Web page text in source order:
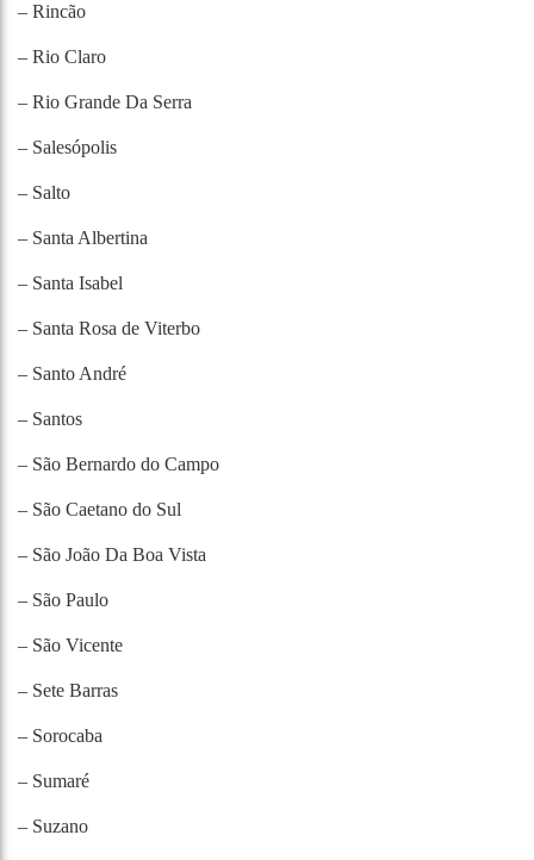
– Rincão
– Rio Claro
– Rio Grande Da Serra
– Salesópolis
– Salto
– Santa Albertina
– Santa Isabel
– Santa Rosa de Viterbo
– Santo André
– Santos
– São Bernardo do Campo
– São Caetano do Sul
– São João Da Boa Vista
– São Paulo
– São Vicente
– Sete Barras
– Sorocaba
– Sumaré
– Suzano